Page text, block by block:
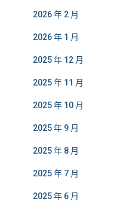
2026 年 2 月
2026 年 1 月
2025 年 12 月
2025 年 11 月
2025 年 10 月
2025 年 9 月
2025 年 8 月
2025 年 7 月
2025 年 6 月